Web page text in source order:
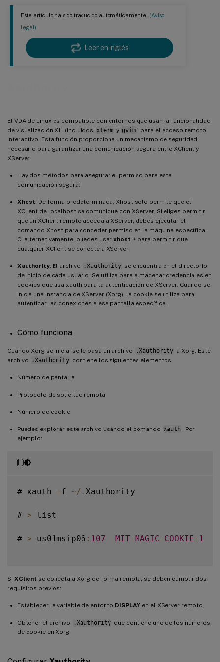
Este artículo ha sido traducido automáticamente. (Aviso
legal)
Leer en inglés
El VDA de Linux es compatible con entornos que usan la funcionalidad
de visualización X11 (incluidos xterm y gvim ) para el acceso remoto
interactivo. Esta función proporciona un mecanismo de seguridad
necesario para garantizar una comunicación segura entre XClient y
XServer.
Hay dos métodos para asegurar el permiso para esta
comunicación segura:
Xhost . De forma predeterminada, Xhost solo permite que el
XClient de localhost se comunique con XServer. Si eliges permitir
que un XClient remoto acceda a XServer, debes ejecutar el
comando Xhost para conceder permiso en la máquina específica.
O, alternativamente, puedes usar xhost + para permitir que
cualquier XClient se conecte a XServer.
Xauthority . El archivo .Xauthority se encuentra en el directorio
de inicio de cada usuario. Se utiliza para almacenar credenciales en
cookies que usa xauth para la autenticación de XServer. Cuando se
inicia una instancia de XServer (Xorg), la cookie se utiliza para
autenticar las conexiones a esa pantalla específica.
Cómo funciona
Cuando Xorg se inicia, se le pasa un archivo .Xauthority a Xorg. Este
archivo
.Xauthority contiene los siguientes elementos:
Número de pantalla
Protocolo de solicitud remota
Número de cookie
Puedes explorar este archivo usando el comando xauth
. Por
ejemplo:
# xauth - f ~/ . Xauthority
# > list
# > us01msip06 : 107 MIT-MAGIC - COOKIE - 1
Si XClient se conecta a Xorg de forma remota, se deben cumplir dos
requisitos previos:
Establecer la variable de entorno DISPLAY en el XServer remoto.
Obtener el archivo .Xauthority que contiene uno de los números
de cookie en Xorg.